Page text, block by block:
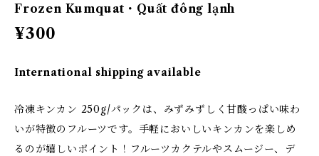
Frozen Kumquat・Quất đông lạnh
¥300
International shipping available
冷凍キンカン 250g/パックは、みずみずしく甘酸っぱい味わ
いが特徴のフルーツです。手軽においしいキンカンを楽しめ
るのが嬉しいポイント！フルーツカクテルやスムージー、デ